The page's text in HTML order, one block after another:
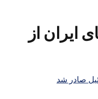
ایران از